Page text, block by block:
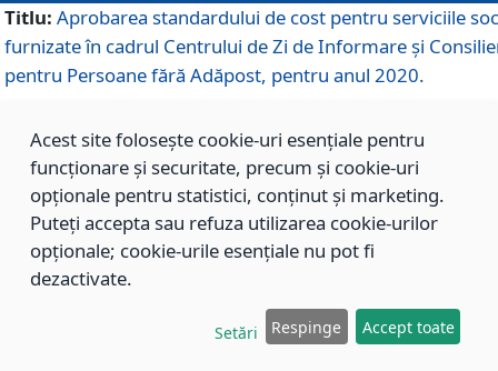
Titlu: Aprobarea standardului de cost pentru serviciile
furnizate în cadrul Centrului de Zi de Informare și
pentru Persoane fără Adăpost, pentru anul 2020.
827/10.12.2019
Aprobarea standardului de cost pentru serviciile
furnizate în cadrul Centrului Rezidențial pentru Persoane
Adăpost, pentru anul 2020.
Aprobarea standardului de cost pentru serviciile
Acest site folosește cookie-uri esențiale pentru
funcționare și securitate, precum și cookie-uri
opționale pentru statistici, conținut și marketing.
Puteți accepta sau refuza utilizarea cookie-urilor
opționale; cookie-urile esențiale nu pot fi
dezactivate.
Setări Respinge Accept toate